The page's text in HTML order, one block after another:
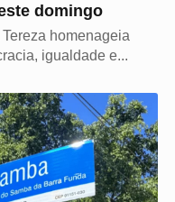
domingo
homenageia
igualdade e...